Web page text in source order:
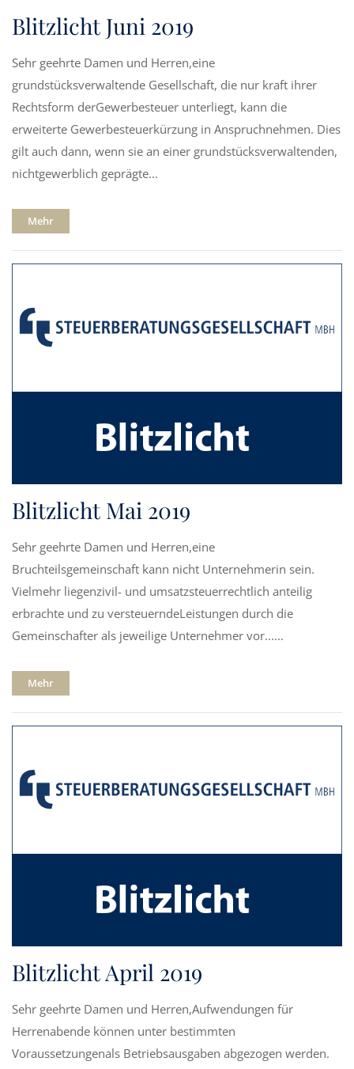
Blitzlicht Juni 2019
Sehr geehrte Damen und Herren,eine
grundstücksverwaltende Gesellschaft, die nur kraft ihrer
Rechtsform derGewerbesteuer unterliegt, kann die
erweiterte Gewerbesteuerkürzung in Anspruchnehmen. Dies
gilt auch dann, wenn sie an einer grundstücksverwaltenden,
nichtgewerblich geprägte...
Mehr
Blitzlicht Mai 2019
Sehr geehrte Damen und Herren,eine
Bruchteilsgemeinschaft kann nicht Unternehmerin sein.
Vielmehr liegenzivil- und umsatzsteuerrechtlich anteilig
erbrachte und zu versteuerndeLeistungen durch die
Gemeinschafter als jeweilige Unternehmer vor......
Mehr
Blitzlicht April 2019
Sehr geehrte Damen und Herren,Aufwendungen für
Herrenabende können unter bestimmten
Voraussetzungenals Betriebsausgaben abgezogen werden.